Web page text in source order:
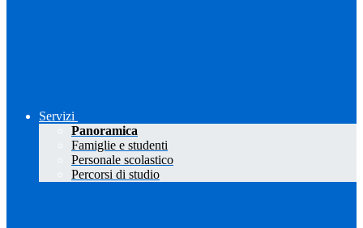
Servizi
Panoramica
Famiglie e studenti
Personale scolastico
Percorsi di studio